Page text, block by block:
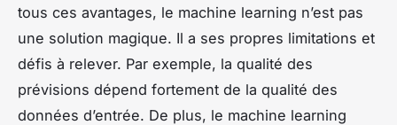
tous ces avantages, le machine learning n’est pas
une solution magique. Il a ses propres limitations et
défis à relever. Par exemple, la qualité des
prévisions dépend fortement de la qualité des
données d’entrée. De plus, le machine learning